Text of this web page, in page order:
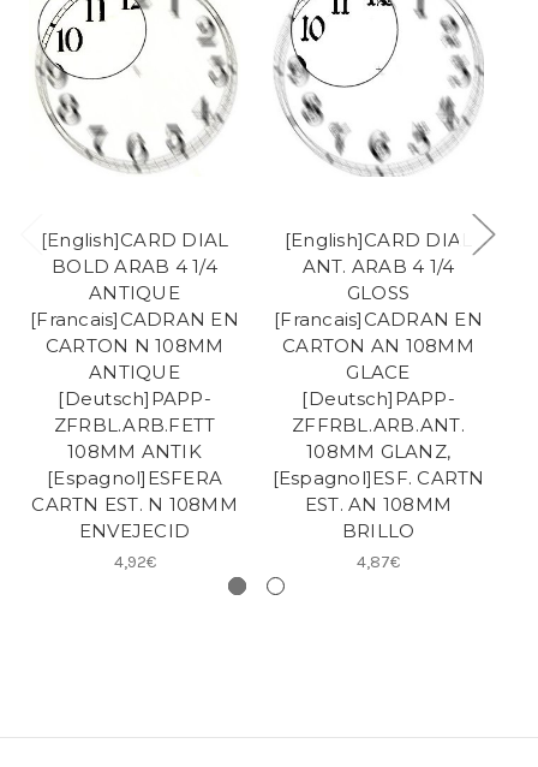
[English]CARD DIAL
BOLD ARAB 4 1/4
ANTIQUE
[Francais]CADRAN EN
CARTON N 108MM
ANTIQUE
[Deutsch]PAPP-
ZFRBL.ARB.FETT
108MM ANTIK
[Espagnol]ESFERA
CARTN EST. N 108MM
ENVEJECID
4,92€
[English]CARD DIAL
ANT. ARAB 4 1/4
GLOSS
[Francais]CADRAN EN
CARTON AN 108MM
GLACE
[Deutsch]PAPP-
ZFFRBL.ARB.ANT.
108MM GLANZ,
[Espagnol]ESF. CARTN
EST. AN 108MM
BRILLO
4,87€